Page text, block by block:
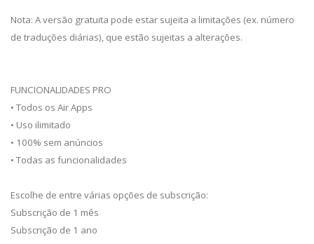
Nota: A versão gratuita pode estar sujeita a limitações (ex. número
de traduções diárias), que estão sujeitas a alterações.
FUNCIONALIDADES PRO
• Todos os Air Apps
• Uso ilimitado
• 100% sem anúncios
• Todas as funcionalidades
Escolhe de entre várias opções de subscrição:
Subscrição de 1 mês
Subscrição de 1 ano